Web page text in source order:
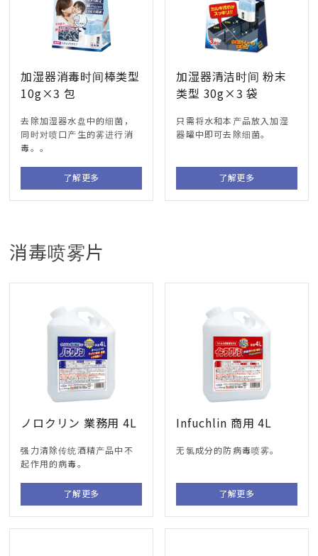
加湿器消毒时间棒类型
10g×3 包
去除加湿器水盘中的细菌，
同时对喷口产生的雾进行消
毒。。
了解更多
加湿器清洁时间 粉末
类型 30g×3 袋
只需将水和本产品放入加湿
器罐中即可去除细菌。
了解更多
消毒喷雾片
ノロクリン 業務用 4L
强力清除传统酒精产品中不
起作用的病毒。
了解更多
Infuchlin 商用 4L
无氯成分的防病毒喷雾。
了解更多